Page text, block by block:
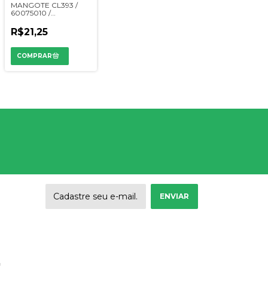
MANGOTE CL393 /
60075010 /
08700002 /
90003606 / MP3496 /
R$21,25